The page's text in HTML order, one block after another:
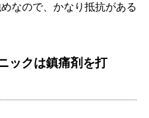
なので、かなり抵抗がある
ックは鎮痛剤を打